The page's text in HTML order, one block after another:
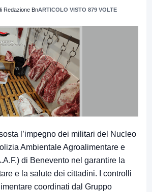
Redazione BnARTICOLO VISTO 879 VOLTE
l’impegno dei militari del Nucleo
Ambientale Agroalimentare e
di Benevento nel garantire la
e la salute dei cittadini. I controlli
coordinati dal Gruppo